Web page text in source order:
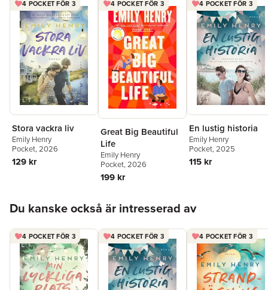
4 POCKET FÖR 3
Stora vackra liv
Emily Henry
Pocket, 2026
129 kr
4 POCKET FÖR 3
Great Big Beautiful
Life
Emily Henry
Pocket, 2026
199 kr
4 POCKET FÖR 3
En lustig historia
Emily Henry
Pocket, 2025
115 kr
Du kanske också är intresserad av
4 POCKET FÖR 3 4 POCKET FÖR 3 4 POCKET FÖR 3